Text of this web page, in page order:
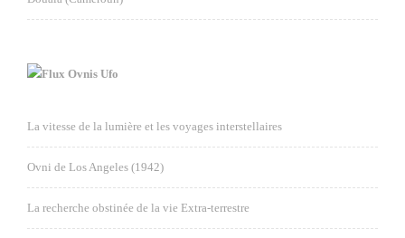
Ovnis Ufo
La vitesse de la lumière et les voyages interstellaires
Ovni de Los Angeles (1942)
La recherche obstinée de la vie Extra-terrestre